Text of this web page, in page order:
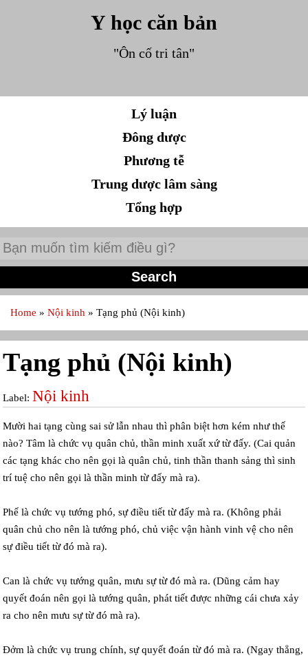
Y học căn bản
"Ôn cố tri tân"
Lý luận
Đông dược
Phương tễ
Trung dược lâm sàng
Tổng hợp
Home » Nội kinh » Tạng phủ (Nội kinh)
Tạng phủ (Nội kinh)
Label: Nội kinh
Mười hai tạng cùng sai sử lẫn nhau thì phân biệt hơn kém như thế
nào? Tâm là chức vụ quân chủ, thần minh xuất xứ từ đấy. (Cai quản
các tạng khác cho nên gọi là quân chủ, tinh thần thanh sảng thì sinh
trí tuệ cho nên gọi là thần minh từ đấy mà ra).
Phế là chức vụ tướng phó, sự điều tiết từ đấy mà ra. (Không phải
quân chủ cho nên là tướng phó, chủ việc vận hành vinh vệ cho nên
sự điều tiết từ đó mà ra).
Can là chức vụ tướng quân, mưu sự từ đó mà ra. (Dũng cảm hay
quyết đoán nên gọi là tướng quân, phát tiết được những cái chưa xảy
ra cho nên mưu sự từ đó mà ra).
Đởm là chức vụ trung chính, sự quyết đoán từ đó mà ra. (Ngay thẳng,